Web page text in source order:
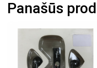
Panašūs